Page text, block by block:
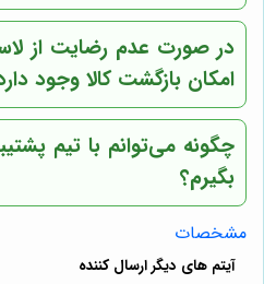
در صورت عدم رضایت از
امکان بازگشت کالا وجود
چگونه می‌توانم با تیم
بگیرم؟
مشخصات